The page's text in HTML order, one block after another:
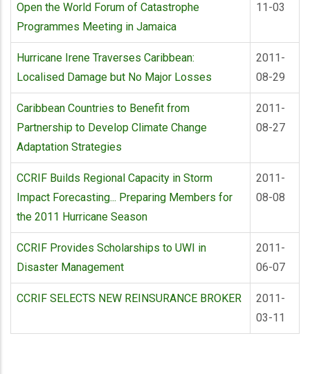
Open the World Forum of Catastrophe
Programmes Meeting in Jamaica
11-03
Hurricane Irene Traverses Caribbean:
Localised Damage but No Major Losses
2011-
08-29
Caribbean Countries to Benefit from
Partnership to Develop Climate Change
Adaptation Strategies
2011-
08-27
CCRIF Builds Regional Capacity in Storm
Impact Forecasting... Preparing Members for
the 2011 Hurricane Season
2011-
08-08
CCRIF Provides Scholarships to UWI in
Disaster Management
2011-
06-07
CCRIF SELECTS NEW REINSURANCE BROKER
2011-
03-11